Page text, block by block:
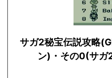
サガ2秘宝伝説攻略
ン)・その0(サガ